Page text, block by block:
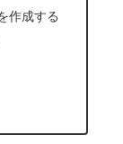
作成する